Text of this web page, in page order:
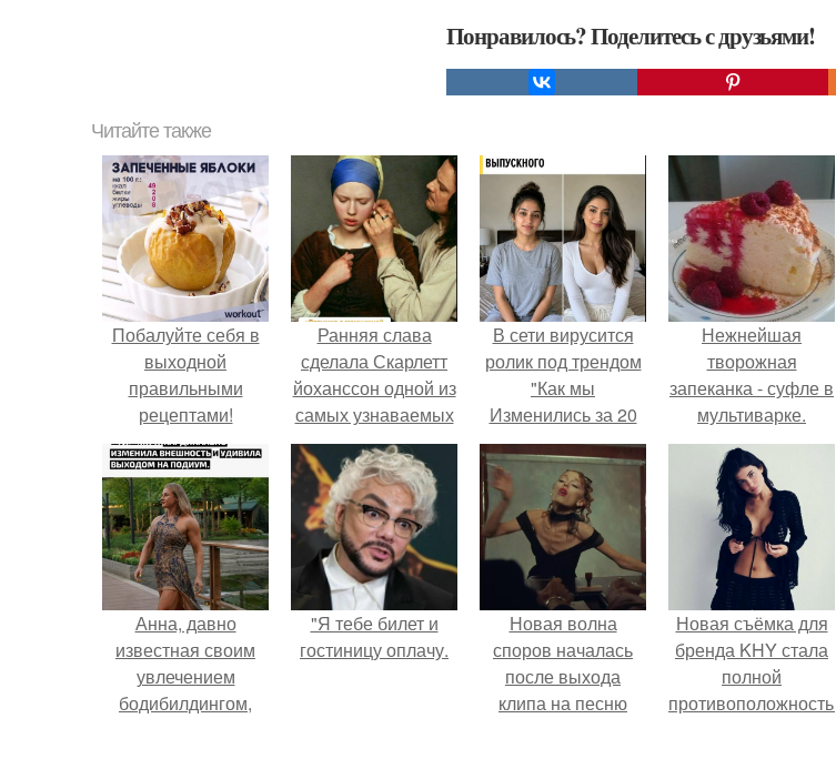
Понравилось? Поделитесь с друзьями!
Читайте также
Побалуйте себя в
выходной
правильными
рецептами!
Ранняя слава
сделала Скарлетт
йоханссон одной из
самых узнаваемых
актрис голливуда,
но за глянцевым
фасадом
скрывалась
огромная
неуверенность.
В сети вирусится
ролик под трендом
"Как мы
Изменились за 20
лет".
Нежнейшая
творожная
запеканка - суфле в
мультиварке.
Анна, давно
известная своим
увлечением
бодибилдингом,
"Я тебе билет и
гостиницу оплачу.
Новая волна
споров началась
после выхода
клипа на песню
Новая съёмка для
бренда KHY стала
полной
противоположностью